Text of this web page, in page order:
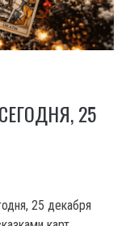
25
25 декабря